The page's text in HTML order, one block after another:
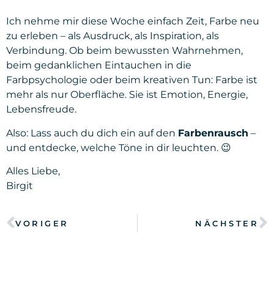
Ich nehme mir diese Woche einfach Zeit, Farbe neu
zu erleben – als Ausdruck, als Inspiration, als
Verbindung. Ob beim bewussten Wahrnehmen,
beim gedanklichen Eintauchen in die
Farbpsychologie oder beim kreativen Tun: Farbe ist
mehr als nur Oberfläche. Sie ist Emotion, Energie,
Lebensfreude.
Also: Lass auch du dich ein auf den Farbenrausch –
und entdecke, welche Töne in dir leuchten. 😉
Alles Liebe,
Birgit
VORIGER NÄCHSTER